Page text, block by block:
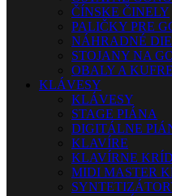
ČÍNSKE ČINELY
PALIČKY PRE
NÁHRADNÉ
STOJANY NA
OBALY A
KLÁVESY
KLÁVESY
STAGE PIÁNA
DIGITÁLNE
KLAVÍRE
KLAVÍRNE
MIDI MASTER